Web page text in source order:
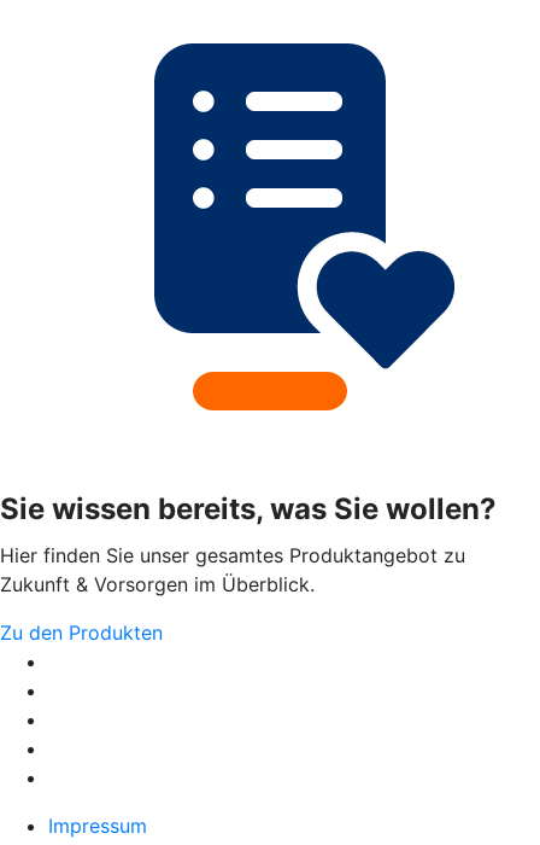
Sie wissen bereits, was Sie wollen?
Hier finden Sie unser gesamtes Produktangebot zu
Zukunft & Vorsorgen im Überblick.
Zu den Produkten
Impressum